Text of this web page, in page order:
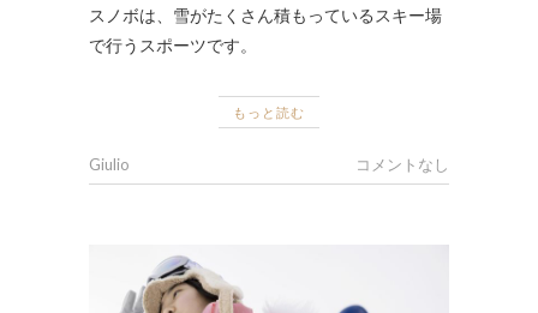
スノボは、雪がたくさん積もっているスキー場
で行うスポーツです。
もっと読む
Giulio コメントなし